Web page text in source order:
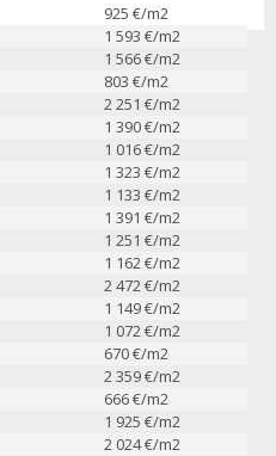
925 €/m2
1 593 €/m2
1 566€/m2
803 €/m2
2 251 €/m2
1 390€/m2
1 016€/m2
1 323 €/m2
1 133 €/m2
1 391 €/m2
1 251 €/m2
1 162 €/m2
2 472 €/m2
1 149€/m2
1 072 €/m2
670€/m2
2 359€/m2
666€/m2
1 925 €/m2
2 024€/m2